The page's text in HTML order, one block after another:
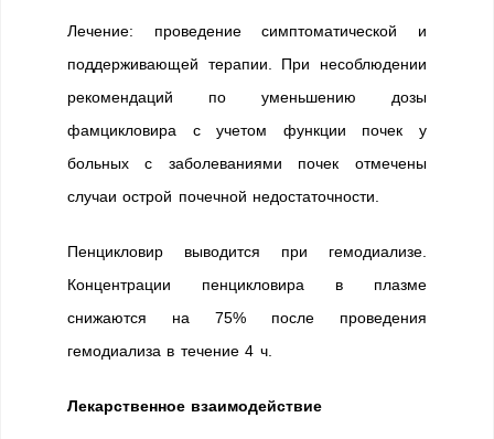
Лечение: проведение симптоматической и
поддерживающей терапии. При несоблюдении
рекомендаций по уменьшению дозы
фамцикловира с учетом функции почек у
больных с заболеваниями почек отмечены
случаи острой почечной недостаточности.
Пенцикловир выводится при гемодиализе.
Концентрации пенцикловира в плазме
снижаются на 75% после проведения
гемодиализа в течение 4 ч.
Лекарственное взаимодействие